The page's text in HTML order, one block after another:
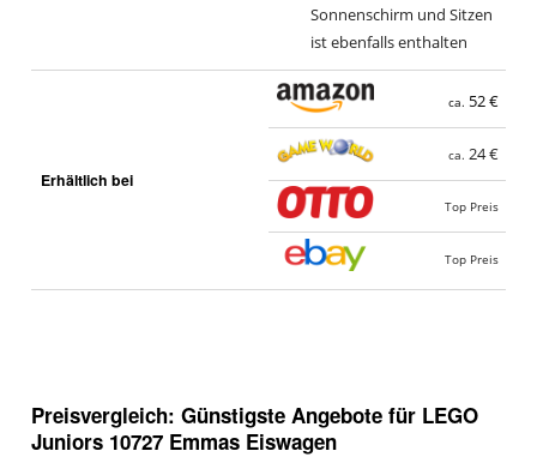
Sonnenschirm und Sitzen
ist ebenfalls enthalten
Erhältlich bei
ca. 52 €
ca. 24 €
Top Preis
Top Preis
Preisvergleich: Günstigste Angebote für LEGO
Juniors 10727 Emmas Eiswagen